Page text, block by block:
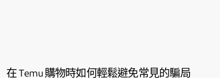
在 Temu 購物時如何輕鬆避免常見的騙局